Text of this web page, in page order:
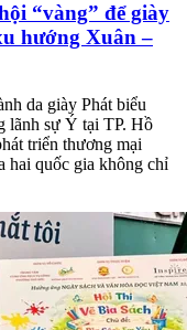
“vàng” để giày
hướng Xuân –
da giày Phát biểu
lãnh sự Ý tại TP. Hồ
triển thương mại
hai quốc gia không chỉ